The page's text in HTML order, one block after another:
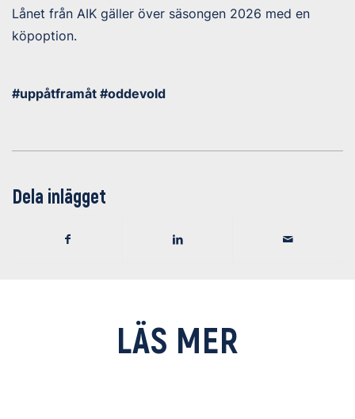
Lånet från AIK gäller över säsongen 2026 med en
köpoption.
#uppåtframåt #oddevold
Dela inlägget
LÄS MER